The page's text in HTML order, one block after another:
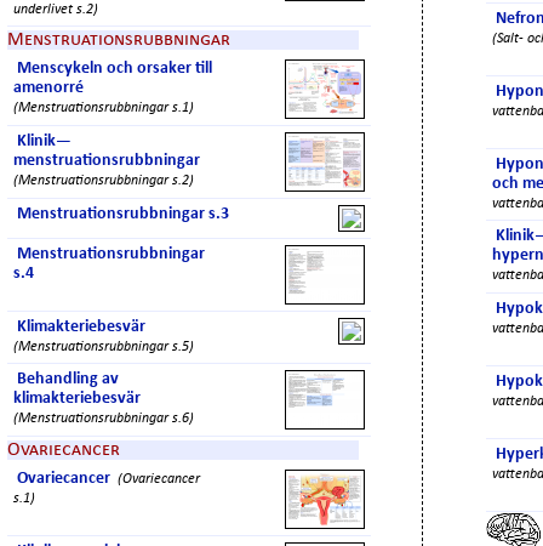
underlivet s.2)
Menstruationsrubbningar
Menscykeln och orsaker till
amenorré
(Menstruationsrubbningar s.1)
Klinik—
menstruationsrubbningar
(Menstruationsrubbningar s.2)
Menstruationsrubbningar s.3
Menstruationsrubbningar
s.4
Klimakteriebesvär
(Menstruationsrubbningar s.5)
Behandling av
klimakteriebesvär
(Menstruationsrubbningar s.6)
Ovariecancer
Ovariecancer (Ovariecancer
s.1)
(Salt-
och